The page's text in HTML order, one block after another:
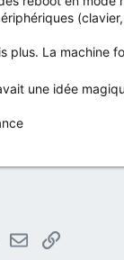
plus. La machine
une idée
E-mailLien